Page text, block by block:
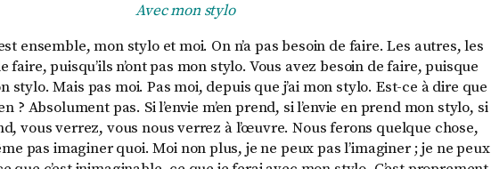
Avec mon stylo
ensemble, mon stylo et moi. On n’a pas besoin de faire. Les autres, les
faire, puisqu’ils n’ont pas mon stylo. Vous avez besoin de faire, puisque
stylo. Mais pas moi. Pas moi, depuis que j’ai mon stylo. Est-ce à dire que
? Absolument pas. Si l’envie m’en prend, si l’envie en prend mon stylo, si
vous verrez, vous nous verrez à l’œuvre. Nous ferons quelque chose,
pas imaginer quoi. Moi non plus, je ne peux pas l’imaginer ; je ne peux